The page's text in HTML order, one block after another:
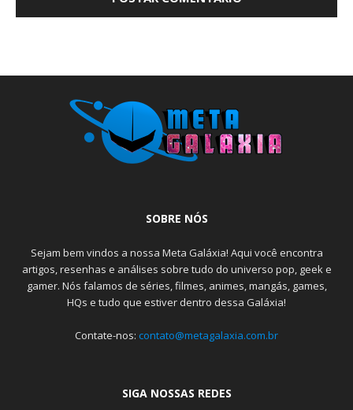
SOBRE NÓS
Sejam bem vindos a nossa Meta Galáxia! Aqui você encontra
artigos, resenhas e análises sobre tudo do universo pop, geek e
gamer. Nós falamos de séries, filmes, animes, mangás, games,
HQs e tudo que estiver dentro dessa Galáxia!
Contate-nos: contato@metagalaxia.com.br
SIGA NOSSAS REDES